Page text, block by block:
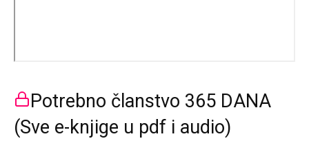
Potrebno članstvo 365 DANA
(Sve e-knjige u pdf i audio)